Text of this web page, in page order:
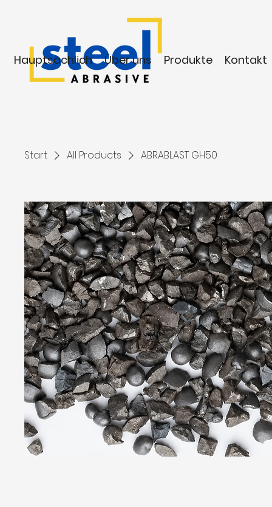
Hauptsächlich Über uns Produkte Kontakt
Start All Products ABRABLAST GH50